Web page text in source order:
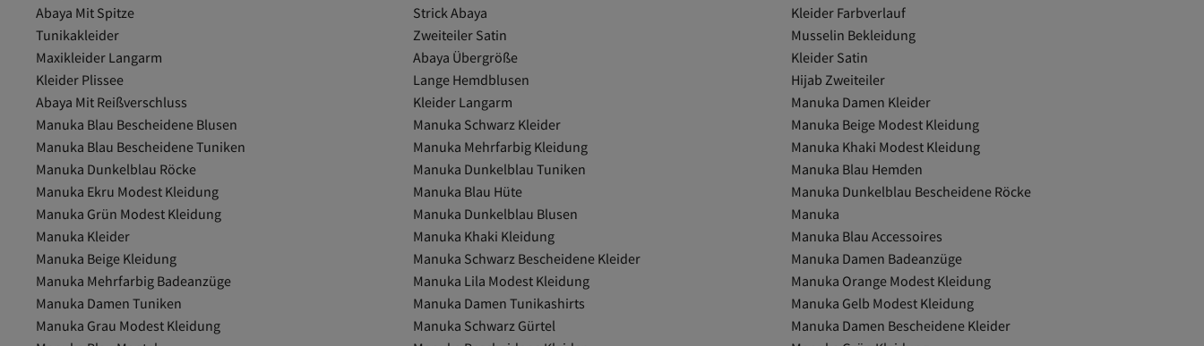
Abaya Mit Spitze
Strick Abaya
Kleider Farbverlauf
Tunikakleider
Zweiteiler Satin
Musselin Bekleidung
Maxikleider Langarm
Abaya Übergröße
Kleider Satin
Kleider Plissee
Lange Hemdblusen
Hijab Zweiteiler
Abaya Mit Reißverschluss
Kleider Langarm
Manuka Damen Kleider
Manuka Blau Bescheidene Blusen
Manuka Schwarz Kleider
Manuka Beige Modest Kleidung
Manuka Blau Bescheidene Tuniken
Manuka Mehrfarbig Kleidung
Manuka Khaki Modest Kleidung
Manuka Dunkelblau Röcke
Manuka Dunkelblau Tuniken
Manuka Blau Hemden
Manuka Ekru Modest Kleidung
Manuka Blau Hüte
Manuka Dunkelblau Bescheidene Röcke
Manuka Grün Modest Kleidung
Manuka Dunkelblau Blusen
Manuka
Manuka Kleider
Manuka Khaki Kleidung
Manuka Blau Accessoires
Manuka Beige Kleidung
Manuka Schwarz Bescheidene Kleider
Manuka Damen Badeanzüge
Manuka Mehrfarbig Badeanzüge
Manuka Lila Modest Kleidung
Manuka Orange Modest Kleidung
Manuka Damen Tuniken
Manuka Damen Tunikashirts
Manuka Gelb Modest Kleidung
Manuka Grau Modest Kleidung
Manuka Schwarz Gürtel
Manuka Damen Bescheidene Kleider